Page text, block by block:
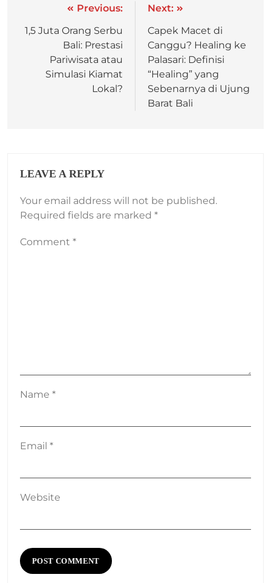
Previous:
1,5 Juta Orang Serbu
Bali: Prestasi
Pariwisata atau
Simulasi Kiamat
Lokal?
Next:
Capek Macet di
Canggu? Healing ke
Palasari: Definisi
“Healing” yang
Sebenarnya di Ujung
Barat Bali
LEAVE A REPLY
Your email address will not be published.
Required fields are marked *
Comment *
Name *
Email *
Website